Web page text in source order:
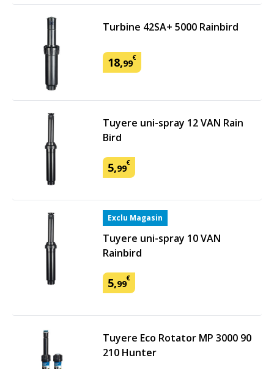
Turbine 42SA+ 5000 Rainbird
18,99€
Tuyere uni-spray 12 VAN Rain
Bird
5,99€
Exclu Magasin
Tuyere uni-spray 10 VAN
Rainbird
5,99€
Tuyere Eco Rotator MP 3000 90
210 Hunter